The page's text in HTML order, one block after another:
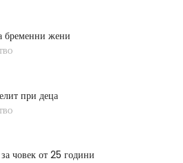
бременни жени
при деца
човек от 25 години